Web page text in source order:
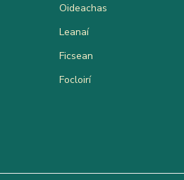
Oideachas
Leanaí
Ficsean
Focloirí